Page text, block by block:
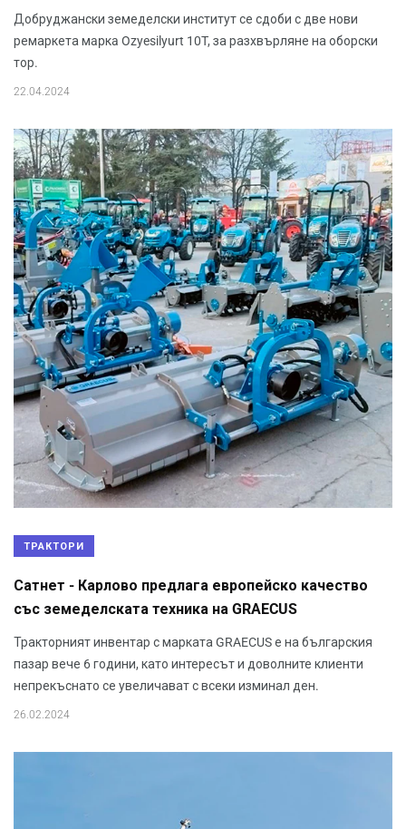
Добруджански земеделски институт се сдоби с две нови
ремаркета мapкa Ozyesilyurt 10T, за разхвърляне на оборски
тор.
22.04.2024
ТРАКТОРИ
Сатнет - Карлово предлага европейско качество
със земеделската техника на GRAECUS
Тракторният инвентар с марката GRAECUS е на българския
пазар вече 6 години, като интересът и доволните клиенти
непрекъснато се увеличават с всеки изминал ден.
26.02.2024